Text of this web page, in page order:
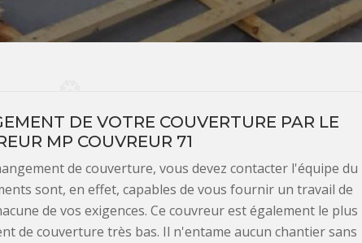
DE VOTRE COUVERTURE PAR LE
MP COUVREUR 71
de couverture, vous devez contacter l'équipe du
sont, en effet, capables de vous fournir un travail de
de vos exigences. Ce couvreur est également le plus
de couverture très bas. Il n'entame aucun chantier sans